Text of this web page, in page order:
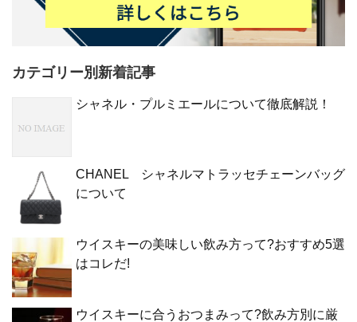
カテゴリー別新着記事
シャネル・プルミエールについて徹底解説！
CHANEL シャネルマトラッセチェーンバッグ
について
ウイスキーの美味しい飲み方って?おすすめ5選
はコレだ!
ウイスキーに合うおつまみって?飲み方別に厳